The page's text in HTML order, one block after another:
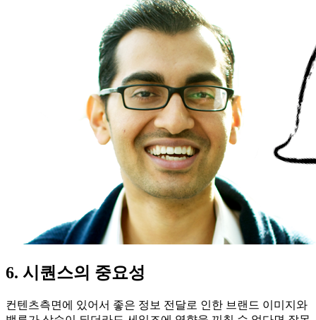
6. 시퀀스의 중요성
컨텐츠측면에 있어서 좋은 정보 전달로 인한 브랜드 이미지와